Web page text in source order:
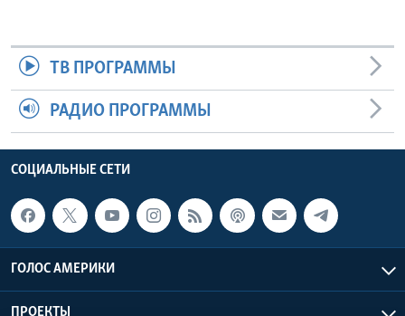
ТВ ПРОГРАММЫ
РАДИО ПРОГРАММЫ
СОЦИАЛЬНЫЕ СЕТИ
ГОЛОС АМЕРИКИ
ПРОЕКТЫ